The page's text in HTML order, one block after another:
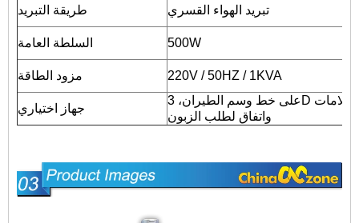
طريقة التبريد تبريد الهواء القسري
السلطة العامة 500W
مزود الطاقة 220V / 50HZ / 1KVA
جهاز اختياري
على خط وسم الطيران، 3D علامات والروتاري علامات
واتفاق لطلب الزبون